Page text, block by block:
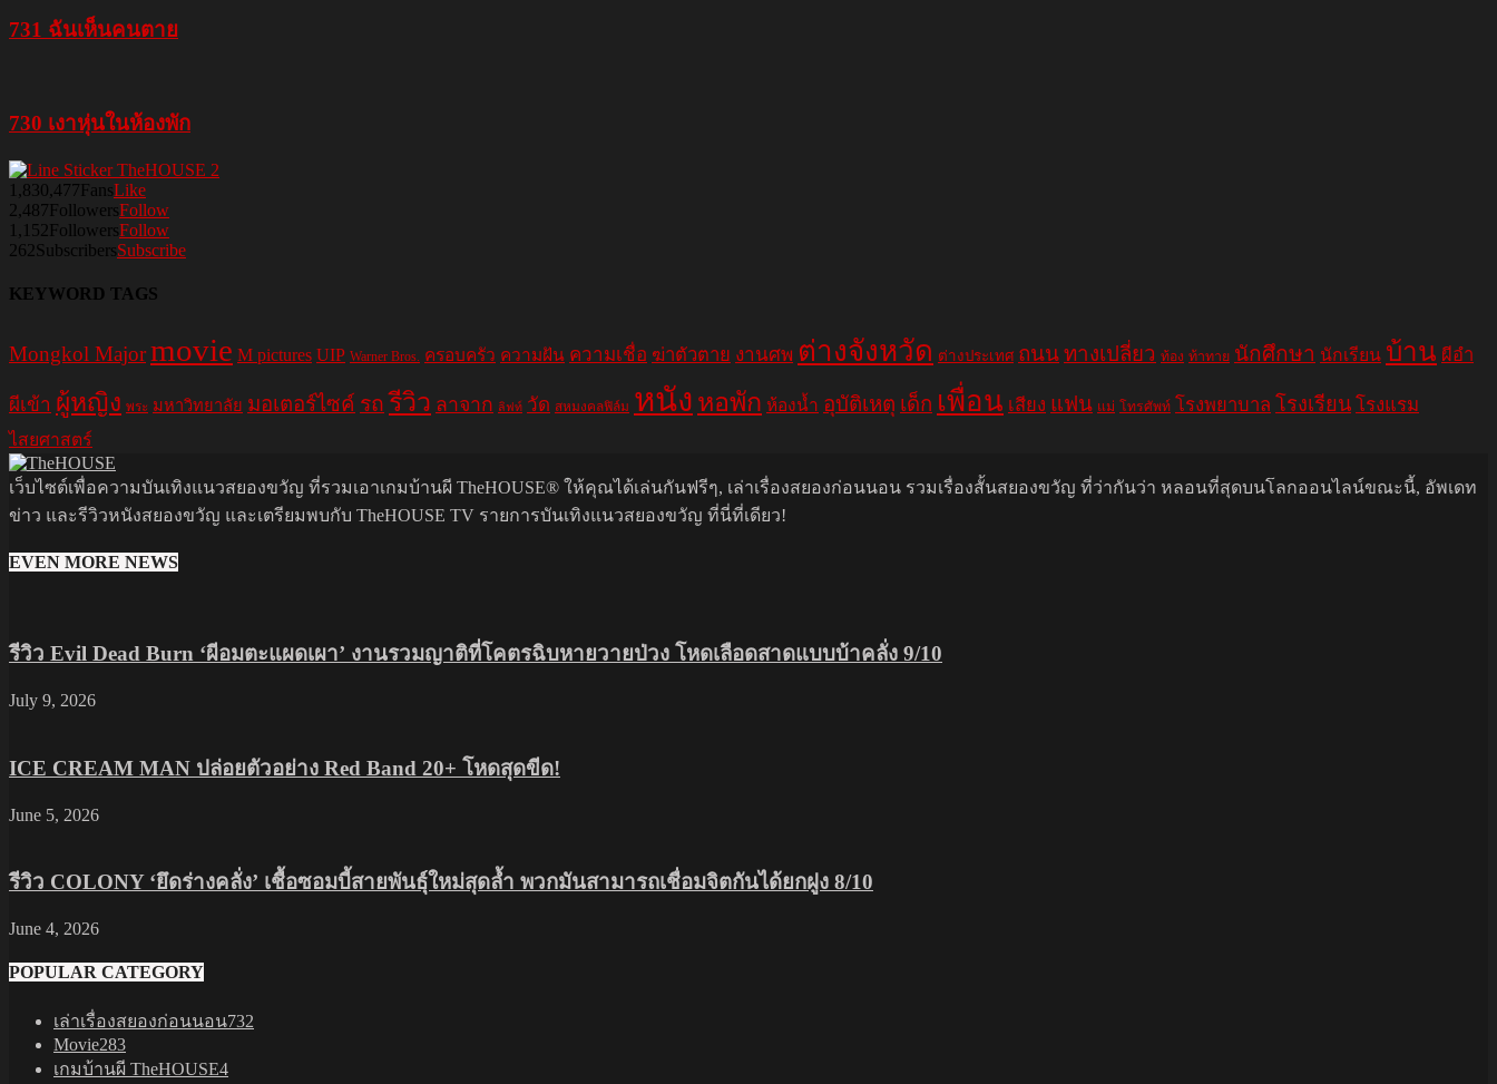
731 ฉันเห็นคนตาย
730 เงาหุ่นในห้องพัก
1,830,477FansLike
2,487FollowersFollow
1,152FollowersFollow
262SubscribersSubscribe
KEYWORD TAGS
Mongkol Majormovie M pictures UIP Warner Bros. ครอบครัว ความฝัน ความเชื่อ ฆ่าตัวตาย งานศพ ต่างจังหวัด ต่างประเทศ ถนนทางเปลี่ยว ท้อง ท้าทาย นักศึกษา นักเรียน บ้าน ผีอำ
ผีเข้า ผู้หญิง พระ มหาวิทยาลัย มอเตอร์ไซค์ รถ รีวิว ลาจาก ลิฟท์ วัด สหมงคลฟิล์ม หนัง หอพัก ห้องน้ำ อุบัติเหตุ เด็ก เพื่อน เสียง แฟน แม่ โทรศัพท์ โรงพยาบาล โรงเรียน โรงแรม
ไสยศาสตร์
เว็บไซต์เพื่อความบันเทิงแนวสยองขวัญ ที่รวมเอาเกมบ้านผี TheHOUSE® ให้คุณได้เล่นกันฟรีๆ, เล่าเรื่องสยองก่อนนอน รวมเรื่องสั้นสยองขวัญ ที่ว่ากันว่า หลอนที่สุดบนโลกออนไลน์ขณะนี้, อัพเดท
ข่าว และรีวิวหนังสยองขวัญ และเตรียมพบกับ TheHOUSE TV รายการบันเทิงแนวสยองขวัญ ที่นี่ที่เดียว!
EVEN MORE NEWS
รีวิว Evil Dead Burn ‘ผีอมตะแผดเผา’ งานรวมญาติที่โคตรฉิบหายวายป่วง โหดเลือดสาดแบบบ้าคลั่ง 9/10
July 9, 2026
ICE CREAM MAN ปล่อยตัวอย่าง Red Band 20+ โหดสุดขีด!
June 5, 2026
รีวิว COLONY ‘ยึดร่างคลั่ง’ เชื้อซอมบี้สายพันธุ์ใหม่สุดล้ำ พวกมันสามารถเชื่อมจิตกันได้ยกฝูง 8/10
June 4, 2026
POPULAR CATEGORY
เล่าเรื่องสยองก่อนนอน732
Movie283
เกมบ้านผี TheHOUSE4